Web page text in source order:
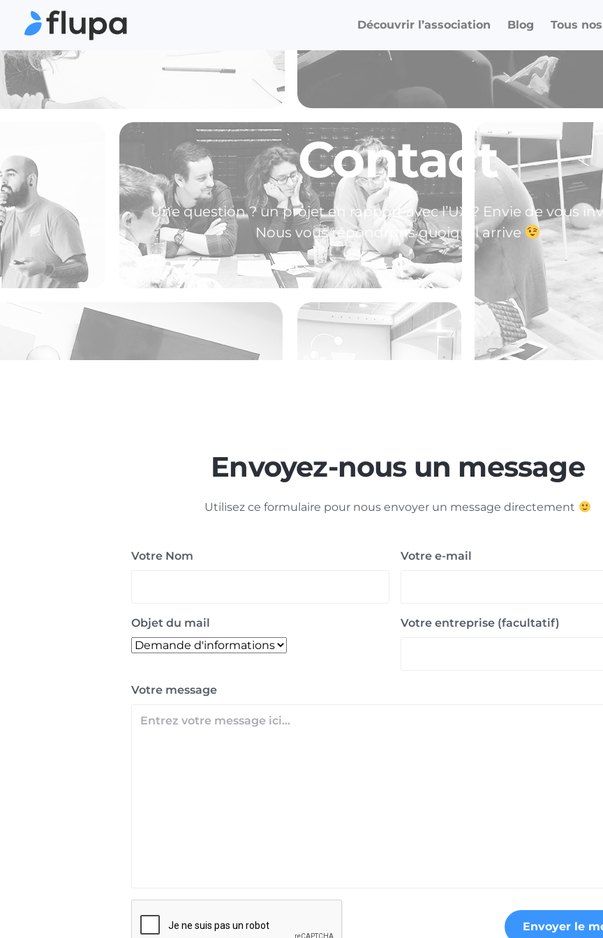
Découvrir l’association Blog Tous
Contact
Une question ? un projet en rapport avec l’UX ? Envie de vous
Nous vous répondrons quoiqu’il arrive
Envoyez-nous un message
Utilisez ce formulaire pour nous envoyer un message directement
Votre Nom Votre e-mail
Objet du mail Votre entreprise (facultatif)
Votre message